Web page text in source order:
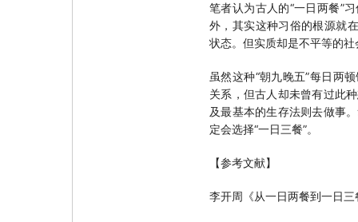
笔者认为古人的“一日两餐”
外，其实这种习俗的根源就
状态。但实质却是不平等的
虽然这种“朝九晚五”每日两
关系，但古人却未曾有过此
及最基本的生存法则去做事
定会选择“一日三餐”。
【参考文献】
李开周《从一日两餐到一日三